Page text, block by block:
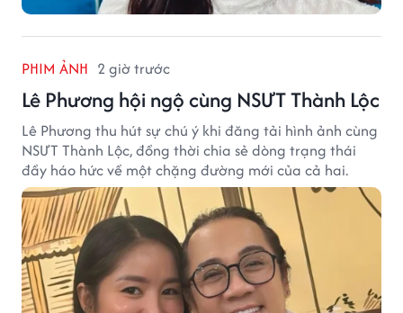
PHIM ẢNH 2 giờ trước
Lê Phương hội ngộ cùng NSƯT Thành Lộc
Lê Phương thu hút sự chú ý khi đăng tải hình ảnh cùng
NSƯT Thành Lộc, đồng thời chia sẻ dòng trạng thái
đầy háo hức về một chặng đường mới của cả hai.